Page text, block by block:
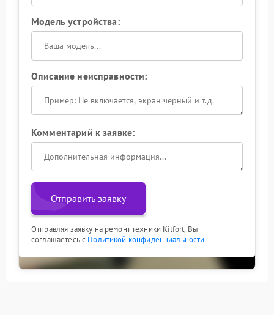
Модель устройства:
Описание неисправности:
Комментарий к заявке:
Отправить заявку
Отправляя заявку на ремонт техники Kitfort, Вы
соглашаетесь с Политикой конфиденциальности